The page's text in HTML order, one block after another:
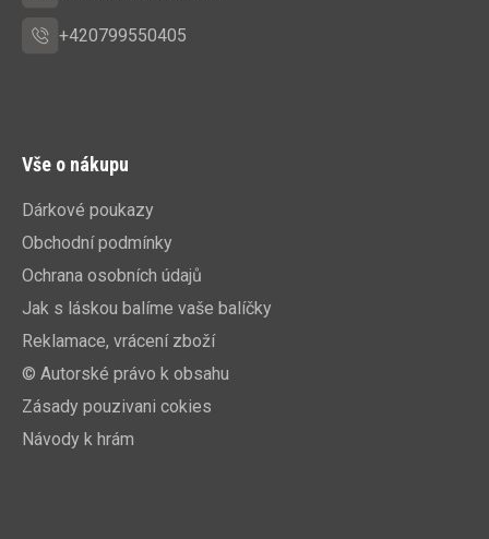
+420799550405
Vše o nákupu
Dárkové poukazy
Obchodní podmínky
Ochrana osobních údajů
Jak s láskou balíme vaše balíčky
Reklamace, vrácení zboží
© Autorské právo k obsahu
Zásady pouzivani cokies
Návody k hrám